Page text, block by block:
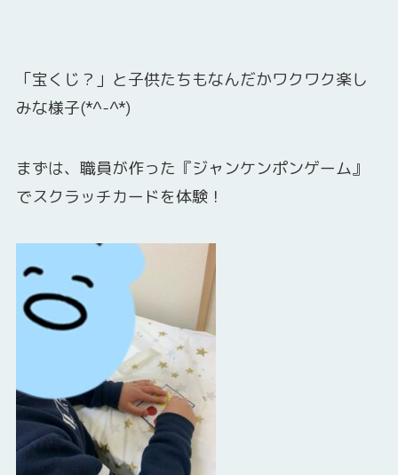
「宝くじ？」と子供たちもなんだかワクワク楽し
みな様子(*^-^*)
まずは、職員が作った『ジャンケンポンゲーム』
でスクラッチカードを体験！